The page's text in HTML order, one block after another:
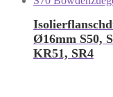
Ø16mm S50,
KR51, SR4